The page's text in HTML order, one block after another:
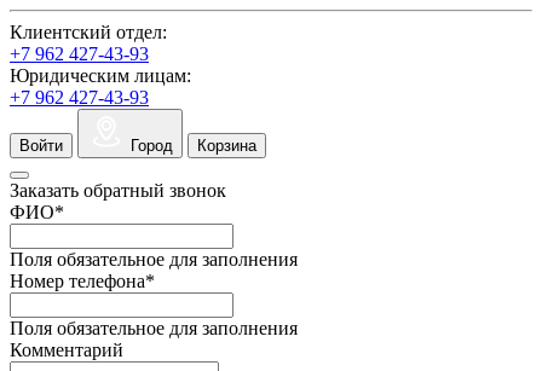
Клиентский отдел:
+7 962 427-43-93
Юридическим лицам:
+7 962 427-43-93
Войти Город Корзина
Заказать обратный звонок
ФИО*
Поля обязательное для заполнения
Номер телефона*
Поля обязательное для заполнения
Комментарий